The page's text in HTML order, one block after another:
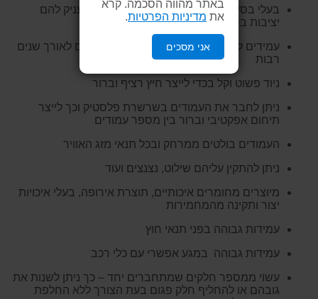
באתר מהווה הסכמה. קרא
את מדיניות הפרטיות.
אני מסכים
בעלי בסיס כבד המונע מהם ליפול ברוח ומעניק להם
יציבות ברוב תנאי מזג האוויר
עמידים לקרני השמש, אינם מתכלים ועמידים לאורך שנים
רבות
ניוד פשוט וקל בכדי לייצר חיץ רציף וברור
ניתן לחבר את העמודים בשרשרת פלסטיק וכך לייצר
תיחום אפקטיבי וברור בין מספר עמודים
העמודים בולטים ממרחק ובכל תנאי מזג האוויר
ניתן להתקין עליהם שילוט, נצנצים ועוד
מיוצרים מחומרים איכותיים, תוצרת אירופה, בעלי איכויות
יצור ותקינה מהמחמירות
עמידות גבוהה בפני תנאי חוץ
עמידות גבוהה במגע אפשרי עם כלי רכב
עשוי ממספר חלקים שמתחברים יחד – כך ניתן לשנות את
גובהם או להחליף חלק פגום בעת הצורך ללא החלפת